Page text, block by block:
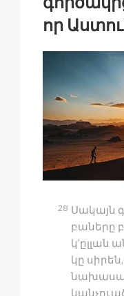
որ
28 Սակայն
բաները
կ’ըլլան
կը